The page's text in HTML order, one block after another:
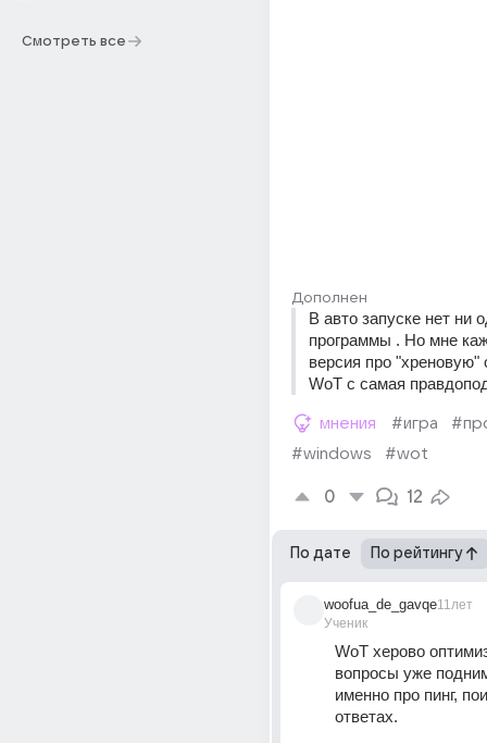
Смотреть все
Дополнен
В авто запуске нет ни
программы . Но мне
версия про "хреновую"
WoT с самая
мнения #игра
#windows
#wot
0 12
По дате По рейтингу
woofua_de_gavqe
Ученик
11лет
WoT херово
вопросы уже
именно про пинг,
ответах.